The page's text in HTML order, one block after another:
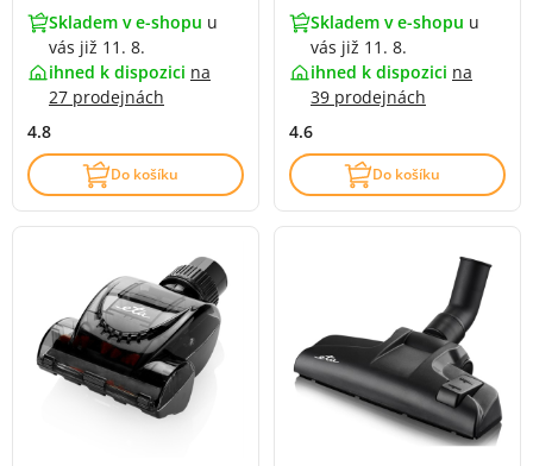
Skladem v e-shopu u
vás již 11. 8.
ihned k dispozici na
27 prodejnách
4.8
Do košíku
Skladem v e-shopu u
vás již 11. 8.
ihned k dispozici na
39 prodejnách
4.6
Do košíku